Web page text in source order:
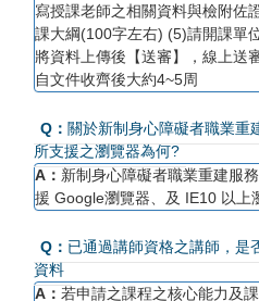
寫授課老師之相關資料與檢附佐
課大綱(100字左右) (5)請開課單
將資料上傳後【送審】，線上送
自文件收齊後大約4~5周
Q： 關於新制身心障礙者職業重
所支援之瀏覽器為何?
A： 新制身心障礙者職業重建服
援 Google瀏覽器、及 IE10 以上
Q： 已通過講師資格之講師，是
資料
A： 若申請之課程之核心能力及